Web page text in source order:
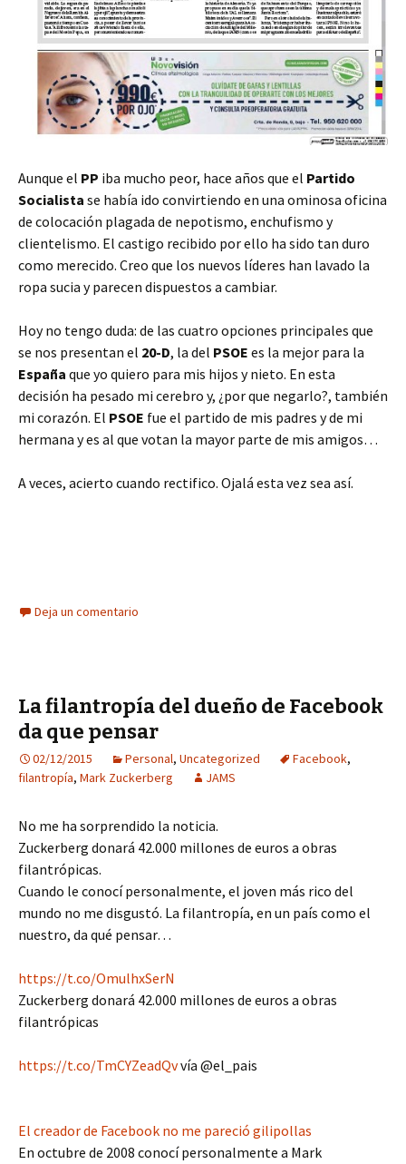
Aunque el PP iba mucho peor, hace años que el Partido
Socialista se había ido convirtiendo en una ominosa oficina
de colocación plagada de nepotismo, enchufismo y
clientelismo. El castigo recibido por ello ha sido tan duro
como merecido. Creo que los nuevos líderes han lavado la
ropa sucia y parecen dispuestos a cambiar.
Hoy no tengo duda: de las cuatro opciones principales que
se nos presentan el 20-D, la del PSOE es la mejor para la
España que yo quiero para mis hijos y nieto. En esta
decisión ha pesado mi cerebro y, ¿por que negarlo?, también
mi corazón. El PSOE fue el partido de mis padres y de mi
hermana y es al que votan la mayor parte de mis amigos…
A veces, acierto cuando rectifico. Ojalá esta vez sea así.
Deja un comentario
La filantropía del dueño de Facebook
da que pensar
02/12/2015 Personal, Uncategorized Facebook,
filantropía, Mark Zuckerberg JAMS
No me ha sorprendido la noticia.
Zuckerberg donará 42.000 millones de euros a obras
filantrópicas.
Cuando le conocí personalmente, el joven más rico del
mundo no me disgustó. La filantropía, en un país como el
nuestro, da qué pensar…
https://t.co/OmulhxSerN
Zuckerberg donará 42.000 millones de euros a obras
filantrópicas
https://t.co/TmCYZeadQvvía @el_pais
El creador de Facebook no me pareció gilipollas
En octubre de 2008 conocí personalmente a Mark